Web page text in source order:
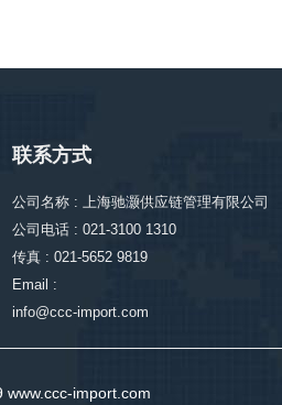
联系方式
公司名称 : 上海驰灏供应链管理有限公司
公司电话 : 021-3100 1310
传真 : 021-5652 9819
Email :
info@ccc-import.com
import.com